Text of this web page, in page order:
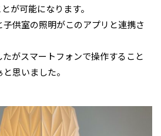
が可能になります。
供室の照明がこのアプリと連携さ
がスマートフォンで操作すること
思いました。